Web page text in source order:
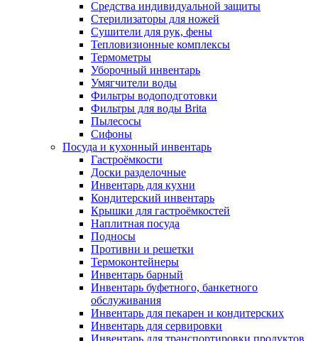
Средства индивидуальной защиты
Стерилизаторы для ножей
Сушители для рук, фены
Тепловизионные комплексы
Термометры
Уборочный инвентарь
Умягчители воды
Фильтры водоподготовки
Фильтры для воды Brita
Пылесосы
Сифоны
Посуда и кухонный инвентарь
Гастроёмкости
Доски разделочные
Инвентарь для кухни
Кондитерский инвентарь
Крышки для гастроёмкостей
Наплитная посуда
Подносы
Противни и решетки
Термоконтейнеры
Инвентарь барный
Инвентарь буфетного, банкетного
обслуживания
Инвентарь для пекарен и кондитерских
Инвентарь для сервировки
Инвентарь для транспортировки продуктов